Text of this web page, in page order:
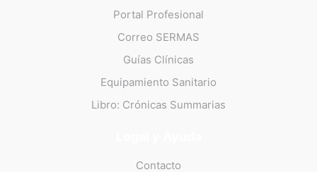
Portal Profesional
Correo SERMAS
Guías Clínicas
Equipamiento Sanitario
Libro: Crónicas Summarias
Contacto